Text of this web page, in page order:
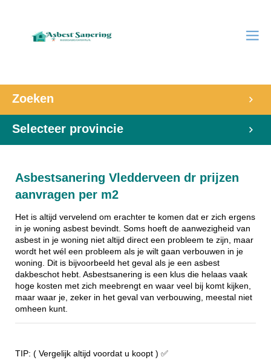
Zoeken
Selecteer provincie
Asbestsanering Vledderveen dr prijzen
aanvragen per m2
Het is altijd vervelend om erachter te komen dat er zich ergens
in je woning asbest bevindt. Soms hoeft de aanwezigheid van
asbest in je woning niet altijd direct een probleem te zijn, maar
wordt het wél een probleem als je wilt gaan verbouwen in je
woning. Dit is bijvoorbeeld het geval als je een asbest
dakbeschot hebt. Asbestsanering is een klus die helaas vaak
hoge kosten met zich meebrengt en waar veel bij komt kijken,
maar waar je, zeker in het geval van verbouwing, meestal niet
omheen kunt.
TIP: ( Vergelijk altijd voordat u koopt ) ✅